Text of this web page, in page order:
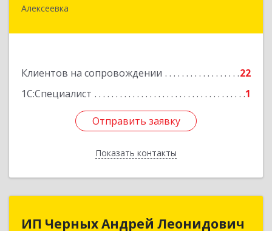
Алексеевка
Клиентов на сопровождении
22
1С:Специалист
1
Отправить заявку
Показать контакты
309850, Белгородская обл, Алексеевский р-н,
Отправить заявку
Назад
ИП Черных Андрей Леонидович
ИП Черных Андрей Леонидович